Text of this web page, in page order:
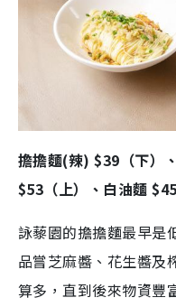
擔擔麵(辣) $39（下）
$53（上）、白油麵 $45
詠藜園的擔擔麵最早是
品嘗芝麻醬、花生醬及
算多，直到後來物資豐